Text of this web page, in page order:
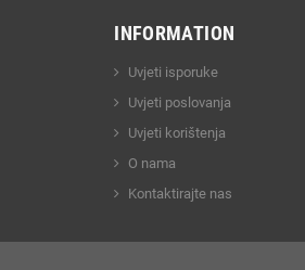
INFORMATION
Uvjeti isporuke
Uvjeti poslovanja
Uvjeti korištenja
O nama
Kontaktirajte nas